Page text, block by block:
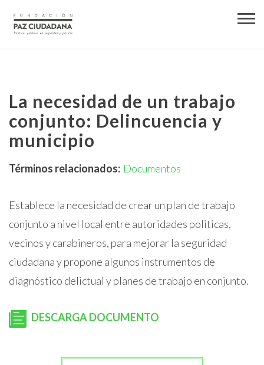
La necesidad de un trabajo
conjunto: Delincuencia y
municipio
Términos relacionados: Documentos
Establece la necesidad de crear un plan de trabajo
conjunto a nivel local entre autoridades politicas,
vecinos y carabineros, para mejorar la seguridad
ciudadana y propone algunos instrumentos de
diagnóstico delictual y planes de trabajo en conjunto.
DESCARGA DOCUMENTO